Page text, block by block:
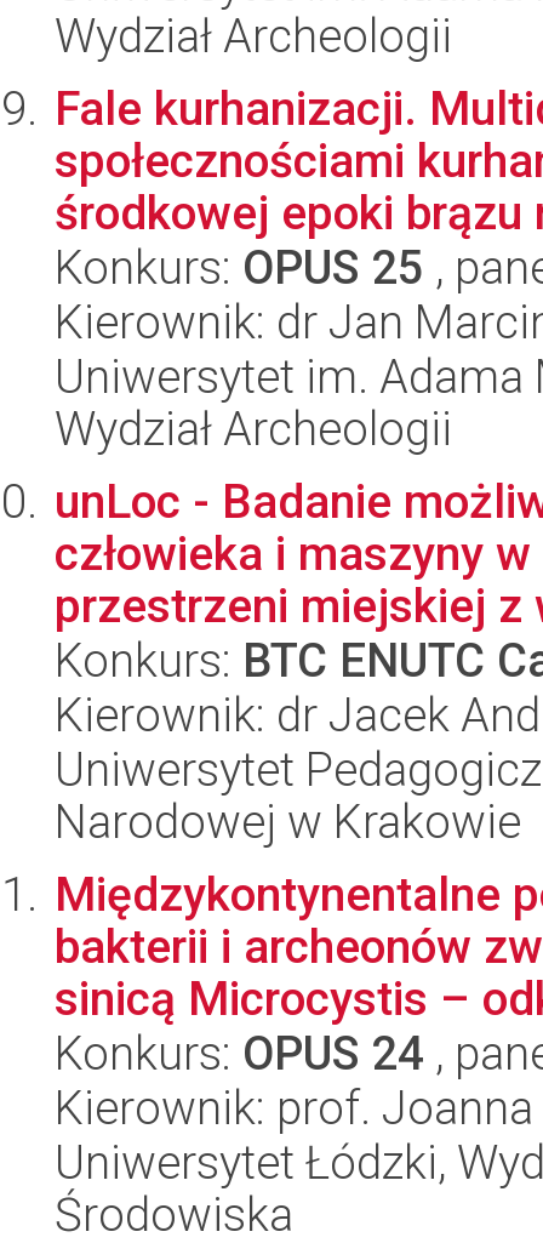
Wydział Archeologii
Fale kurhanizacji.
społecznościami
środkowej epoki brązu
Konkurs: OPUS 25 ,
Kierownik: dr Jan
Uniwersytet im.
Wydział Archeologii
unLoc - Badanie
człowieka i maszyny
przestrzeni miejskiej z
Konkurs: BTC ENUTC
Kierownik: dr Jacek
Uniwersytet
Narodowej w Krakowie
Międzykontynentalne
bakterii i archeonów
sinicą Microcystis –
Konkurs: OPUS 24 ,
Kierownik: prof.
Uniwersytet Łódzki,
Środowiska